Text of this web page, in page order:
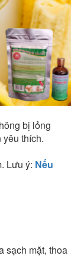
bị lỏng
thích.
Lưu ý: Nếu
sạch mặt, thoa